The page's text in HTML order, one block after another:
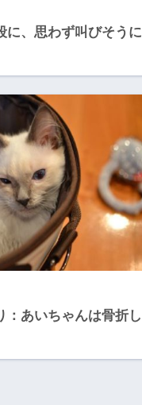
に、思わず叫びそう
：あいちゃんは骨折